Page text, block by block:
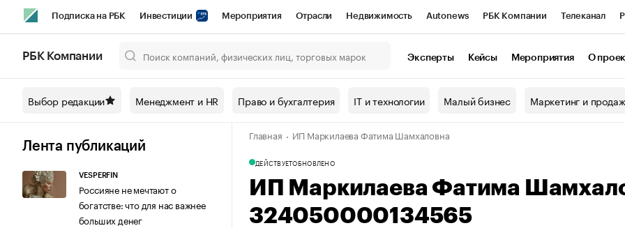
Подписка на РБК Инвестиции Мероприятия Отрасли Недвижимость Autonews РБК Компании Телеканал
Спецпроекты СПб Конференции СПб Спецпроекты Проверка контрагентов
Технологии и медиа Рынок наличной валюты
РБК Компании Эксперты Кейсы Мероприятия О
Выбор редакции Менеджмент и HR Право и бухгалтерия IT и технологии Малый бизнес Маркетинг и
Лента публикаций
VESPERFIN
Россияне не мечтают о
богатстве: что для нас важнее
больших денег
Главная ИП Маркилаева Фатима Шамхаловна
ДЕЙСТВУЕТОБНОВЛЕНО
ИП Маркилаева Фатима
324050000134565